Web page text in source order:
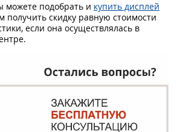
можете подобрать и купить дисплей
получить скидку равную стоимости
если она осуществлялась в